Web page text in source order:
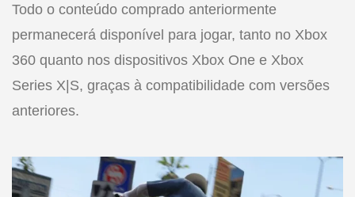
Todo o conteúdo comprado anteriormente
permanecerá disponível para jogar, tanto no Xbox
360 quanto nos dispositivos Xbox One e Xbox
Series X|S, graças à compatibilidade com versões
anteriores.